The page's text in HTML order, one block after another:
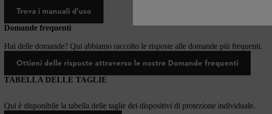
Trova i manuali d'uso
Domande frequenti
Hai delle domande? Qui abbiamo raccolto le risposte alle domande più frequenti.
Ottieni delle risposte attraverso le nostre Domande frequenti
TABELLA DELLE TAGLIE
Qui è disponibile la tabella delle taglie dei dispositivi di protezione individuale.